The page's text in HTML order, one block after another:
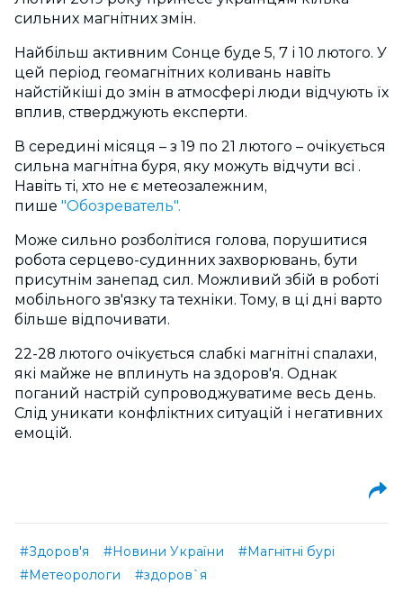
сильних магнітних змін.
Найбільш активним Сонце буде 5, 7 і 10 лютого. У
цей період геомагнітних коливань навіть
найстійкіші до змін в атмосфері люди відчують їх
вплив, стверджують експерти.
В середині місяця – з 19 по 21 лютого – очікується
сильна магнітна буря, яку можуть відчути всі .
Навіть ті, хто не є метеозалежним,
пише "Обозреватель".
Може сильно розболітися голова, порушитися
робота серцево-судинних захворювань, бути
присутнім занепад сил. Можливий збій в роботі
мобільного зв'язку та техніки. Тому, в ці дні варто
більше відпочивати.
22-28 лютого очікується слабкі магнітні спалахи,
які майже не вплинуть на здоров'я. Однак
поганий настрій супроводжуватиме весь день.
Слід уникати конфліктних ситуацій і негативних
емоцій.
#Здоров'я #Новини України
#Магнітні бурі
#Метеорологи
#здоров`я